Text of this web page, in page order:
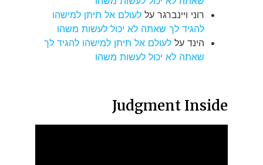
רוני ויינברגר על לעולם אל תיתן למישהו
להגיד לך שאתה לא יכול לעשות משהו
הינד על לעולם אל תיתן למישהו להגיד לך
שאתה לא יכול לעשות משהו
Judgment Inside